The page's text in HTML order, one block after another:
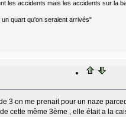
les accidents mais les accidents sur la
quart qu'on seraient arrivés"
3 on me prenait pour un naze
cette même 3ème , elle était a la